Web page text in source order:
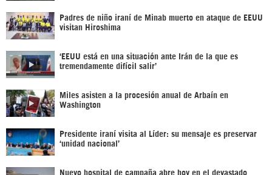
Padres de niño iraní de Minab muerto en ataque de EEUU
visitan Hiroshima
‘EEUU está en una situación ante Irán de la que es
tremendamente difícil salir’
Miles asisten a la procesión anual de Arbaín en
Washington
Presidente iraní visita al Líder: su mensaje es preservar
‘unidad nacional’
Nuevo hospital de campaña abre hoy en el devastado